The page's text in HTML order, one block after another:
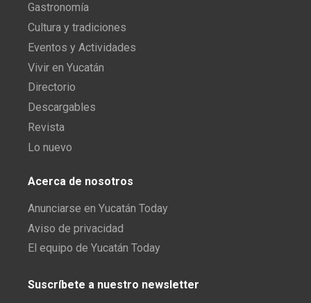
Gastronomía
Cultura y tradiciones
Eventos y Actividades
Vivir en Yucatán
Directorio
Descargables
Revista
Lo nuevo
Acerca de nosotros
Anunciarse en Yucatán Today
Aviso de privacidad
El equipo de Yucatán Today
Suscríbete a nuestro newsletter